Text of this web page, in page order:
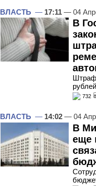
ВЛАСТЬ — 17:11 — 04
В
Штраф
рублей
732
ВЛАСТЬ — 14:02 — 04
В
еще